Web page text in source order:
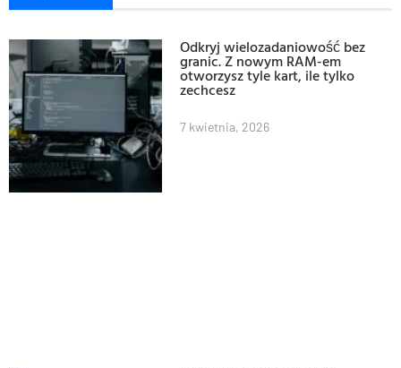
Odkryj wielozadaniowość bez
granic. Z nowym RAM-em
otworzysz tyle kart, ile tylko
zechcesz
7 kwietnia, 2026